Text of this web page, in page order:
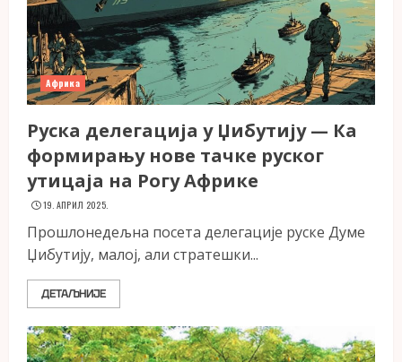
Африка
Руска делегација у Џибутију — Ка
формирању нове тачке руског
утицаја на Рогу Африке
19. АПРИЛ 2025.
Прошлонедељна посета делегације руске Думе
Џибутију, малој, али стратешки...
ДЕТАЉНИЈЕ